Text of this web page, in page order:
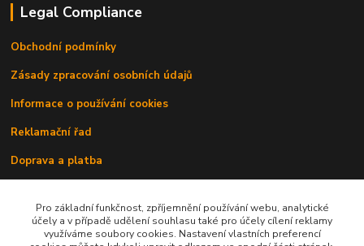
Legal Compliance
Obchodní podmínky
Zásady zpracování osobních údajů
Informace o používání cookies
Reklamační řad
Doprava a platba
Pro základní funkčnost, zpříjemnění používání webu, analytické
účely a v případě udělení souhlasu také pro účely cílení reklamy
využíváme soubory cookies. Nastavení vlastních preferencí